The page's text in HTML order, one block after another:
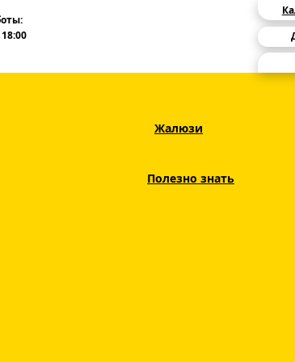
Жалюзи
Полезно знать
Вертикальные тканевые жалюзи
Вертикальные